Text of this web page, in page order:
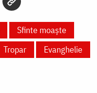
Sfinte moaște
Tropar
Evanghelie